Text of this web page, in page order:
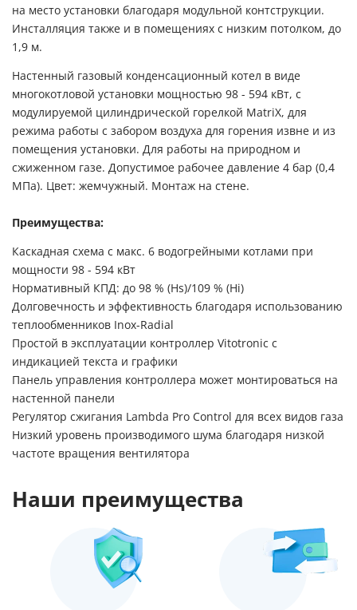
на место установки благодаря модульной контструкции.
Инсталляция также и в помещениях с низким потолком, до
1,9 м.
Настенный газовый конденсационный котел в виде
многокотловой установки мощностью 98 - 594 кВт, с
модулируемой цилиндрической горелкой MatriX, для
режима работы с забором воздуха для горения извне и из
помещения установки. Для работы на природном и
сжиженном газе. Допустимое рабочее давление 4 бар (0,4
МПа). Цвет: жемчужный. Монтаж на стене.
Преимущества:
Каскадная схема с макс. 6 водогрейными котлами при
мощности 98 - 594 кВт
Нормативный КПД: до 98 % (Hs)/109 % (Hi)
Долговечность и эффективность благодаря использованию
теплообменников Inox-Radial
Простой в эксплуатации контроллер Vitotronic с
индикацией текста и графики
Панель управления контроллера может монтироваться на
настенной панели
Регулятор сжигания Lambda Pro Control для всех видов газа
Низкий уровень производимого шума благодаря низкой
частоте вращения вентилятора
Наши преимущества